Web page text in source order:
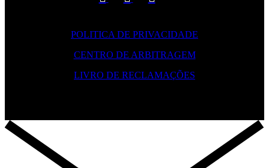
POLITICA DE PRIVACIDADE
CENTRO DE ARBITRAGEM
LIVRO DE RECLAMAÇÕES